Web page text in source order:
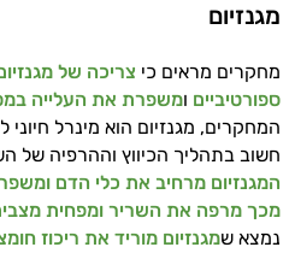
מגנזיום
מחקרים מראים כי צריכה של
ספורטיביים ומשפרת את העלייה
המחקרים, מגנזיום הוא מינרל
חשוב בתהליך הכיווץ וההרפיה של
המגנזיום מרחיב את כלי הדם
מכך מרפה את השריר ומפחית
נמצא שמגנזיום מוריד את ריכוז